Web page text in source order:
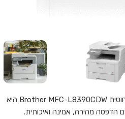
מדפסת לייזר משולבת צבעונית אלחוטית Brother MFC-L8390CDW היא
הדפסה מהירה, אמינה ואיכותית.